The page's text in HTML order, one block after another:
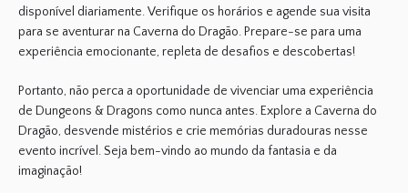
disponível diariamente. Verifique os horários e agende sua visita
para se aventurar na Caverna do Dragão. Prepare-se para uma
experiência emocionante, repleta de desafios e descobertas!
Portanto, não perca a oportunidade de vivenciar uma experiência
de Dungeons & Dragons como nunca antes. Explore a Caverna do
Dragão, desvende mistérios e crie memórias duradouras nesse
evento incrível. Seja bem-vindo ao mundo da fantasia e da
imaginação!